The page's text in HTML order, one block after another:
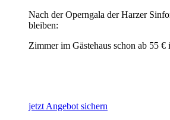
Nach der Operngala der Harzer
bleiben:
Zimmer im Gästehaus schon ab 55
jetzt Angebot sichern